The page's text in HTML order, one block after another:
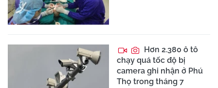
Hơn 2.380 ô tô
chạy quá tốc độ bị
camera ghi nhận ở Phú
Thọ trong tháng 7